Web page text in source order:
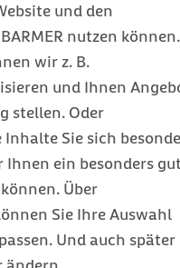
und den
nutzen können.
wir z. B.
und Ihnen
stellen. Oder
Sie sich
ein besonders
Über
Sie Ihre Auswahl
Und auch später